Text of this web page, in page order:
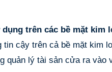
trên các bề mặt kim
tin cậy trên cả bề mặt kim
quản lý tài sản cửa ra vào